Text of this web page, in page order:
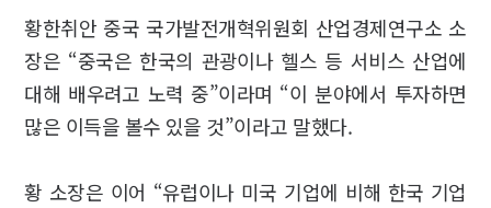
황한취안 중국 국가발전개혁위원회 산업경제연구소 소
장은 “중국은 한국의 관광이나 헬스 등 서비스 산업에
대해 배우려고 노력 중”이라며 “이 분야에서 투자하면
많은 이득을 볼수 있을 것”이라고 말했다.
황 소장은 이어 “유럽이나 미국 기업에 비해 한국 기업